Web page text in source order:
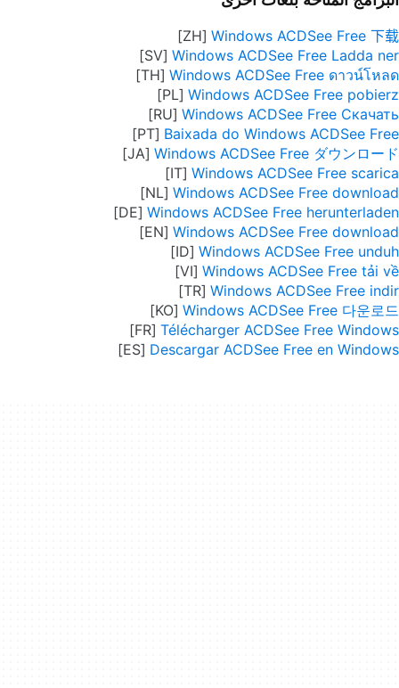
Windows ACDSee Free 下载
Windows ACDSee Free Ladda ner
Windows ACDSee Free ดาวน์โหลด
Windows ACDSee Free pobierz
Windows ACDSee Free Скачать
Baixada do Windows ACDSee Free
Windows ACDSee Free ダウンロード
Windows ACDSee Free scarica
Windows ACDSee Free download
Windows ACDSee Free herunterladen
Windows ACDSee Free download
Windows ACDSee Free unduh
Windows ACDSee Free tải về
Windows ACDSee Free indir
Windows ACDSee Free 다운로드
Télécharger ACDSee Free Windows
Descargar ACDSee Free en Windows